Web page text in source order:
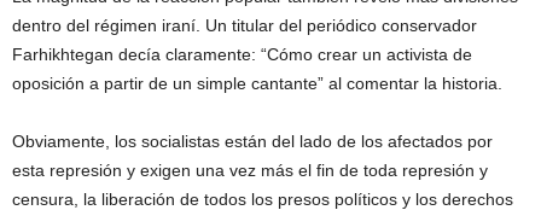
dentro del régimen iraní. Un titular del periódico conservador
Farhikhtegan decía claramente: “Cómo crear un activista de
oposición a partir de un simple cantante” al comentar la historia.
Obviamente, los socialistas están del lado de los afectados por
esta represión y exigen una vez más el fin de toda represión y
censura, la liberación de todos los presos políticos y los derechos